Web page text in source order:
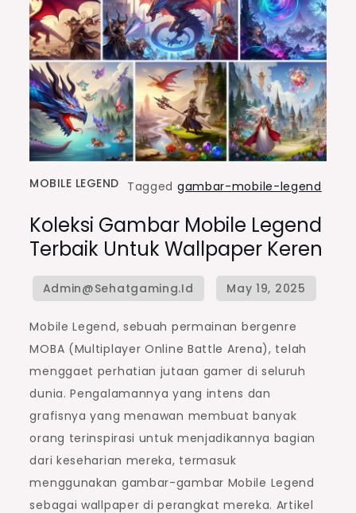
MOBILE LEGEND Tagged gambar-mobile-legend
Koleksi Gambar Mobile Legend
Terbaik Untuk Wallpaper Keren
Mobile Legend, sebuah permainan bergenre
MOBA (Multiplayer Online Battle Arena), telah
menggaet perhatian jutaan gamer di seluruh
dunia. Pengalamannya yang intens dan
grafisnya yang menawan membuat banyak
orang terinspirasi untuk menjadikannya bagian
dari keseharian mereka, termasuk
menggunakan gambar-gambar Mobile Legend
sebagai wallpaper di perangkat mereka. Artikel